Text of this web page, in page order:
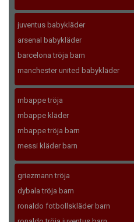
juventus babykläder
arsenal babykläder
barcelona tröja barn
manchester united babykläder
mbappe tröja
mbappe kläder
mbappe tröja barn
messi kläder barn
griezmann tröja
dybala tröja barn
ronaldo fotbollskläder barn